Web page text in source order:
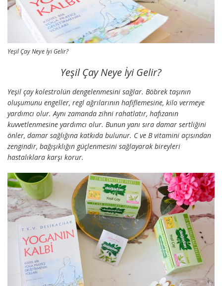
Yeşil Çay Neye İyi Gelir?
Yeşil Çay Neye İyi Gelir?
Yeşil çay kolestrolün dengelenmesini sağlar. Böbrek taşının
oluşumunu engeller, regl ağrılarının hafiflemesine, kilo vermeye
yardımcı olur. Aynı zamanda zihni rahatlatır, hafızanın
kuvvetlenmesine yardımcı olur. Bunun yanı sıra damar sertliğini
önler, damar sağlığına katkıda bulunur. C ve B vitamini açısından
zengindir, bağışıklığın güçlenmesini sağlayarak bireyleri
hastalıklara karşı korur.